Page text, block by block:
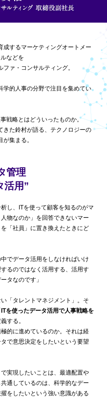
成するマーケティングオートメー
などを
ァ・コンサルティング。
学的人事の分野で注目を集めてい
戦略とはどういったものか。
きた鈴村が語る、テクノロジーの
集まる。
管理
活用”
し、ITを使って顧客を知るのがマ
物なのか」を回答できないマー
「社員」に置き換えたときにど
でデータ活用をしなければいけ
るのではなく活用する、活用す
タなのです」
「タレントマネジメント」。そ
ITを使ったデータ活用で人事戦略を
する。
的に進めているのか。それは経
で意思決定をしたいという要望
実現したいことは、最適配置や
通しているのは、科学的なデー
をしたいという強い意識がある